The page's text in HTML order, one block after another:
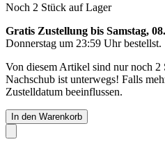
Noch 2 Stück auf Lager
Gratis Zustellung bis Samstag,
Donnerstag um 23:59 Uhrbestellst.
Von diesem Artikel sind nur noch 2
Nachschub ist unterwegs! Falls
Zustelldatum beeinflussen.
In den Warenkorb